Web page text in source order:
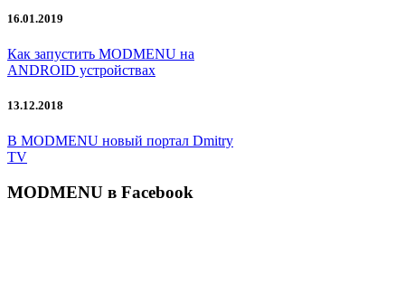
16.01.2019
Как запустить MODMENU на
ANDROID устройствах
13.12.2018
В MODMENU новый портал Dmitry
TV
MODMENU в Facebook